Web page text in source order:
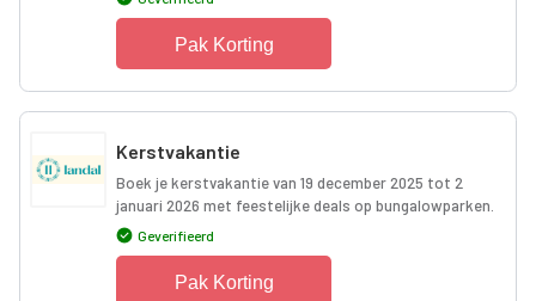
Pak Korting
Kerstvakantie
Boek je kerstvakantie van 19 december 2025 tot 2
januari 2026 met feestelijke deals op bungalowparken.
Geverifieerd
Pak Korting